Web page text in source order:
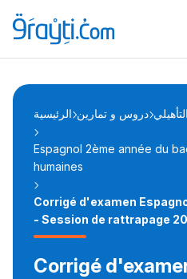
Catégories
d'actualités
الرئيسية دروس و تمارين
Espagnol 2ème année du
humaines
Corrigé d'examen
- Session de rattrapage
Corrigé